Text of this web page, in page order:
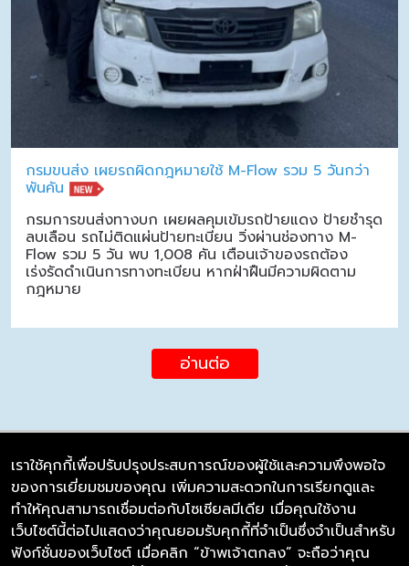
กรมขนส่ง เผยรถผิดกฎหมายใช้ M-Flow รวม 5 วันกว่า
พันคัน
กรมการขนส่งทางบก เผยผลคุมเข้มรถป้ายแดง ป้ายชำรุด
ลบเลือน รถไม่ติดแผ่นป้ายทะเบียน วิ่งผ่านช่องทาง M-
Flow รวม 5 วัน พบ 1,008 คัน เตือนเจ้าของรถต้อง
เร่งรัดดำเนินการทางทะเบียน หากฝ่าฝืนมีความผิดตาม
กฎหมาย
อ่านต่อ
บริษัท ซิมลิงค์ จำกัด
98/226 Bangrakyai-Baanmai Road,
Bangyai, Nonthaburi 11140
เราใช้คุกกี้เพื่อปรับปรุงประสบการณ์ของผู้ใช้และความพึงพอใจ
ของการเยี่ยมชมของคุณ เพิ่มความสะดวกในการเรียกดูและ
ทำให้คุณสามารถเชื่อมต่อกับโซเชียลมีเดีย เมื่อคุณใช้งาน
เว็บไซต์นี้ต่อไปแสดงว่าคุณยอมรับคุกกี้ที่จำเป็นซึ่งจำเป็นสำหรับ
ฟังก์ชั่นของเว็บไซต์ เมื่อคลิก “ข้าพเจ้าตกลง” จะถือว่าคุณ